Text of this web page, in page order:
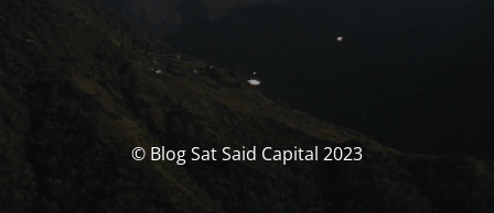
© Blog Sat Said Capital 2023